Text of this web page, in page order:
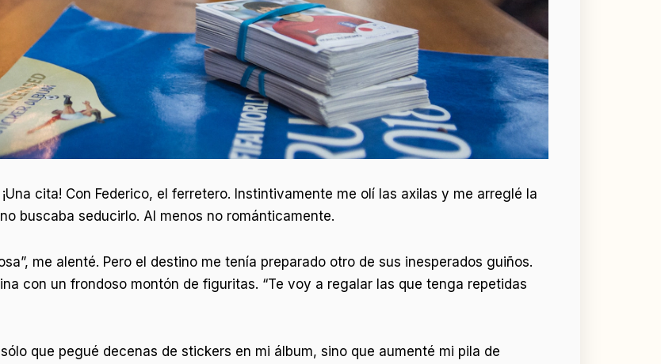
cita! Con Federico, el ferretero. Instintivamente me olí las axilas y me arreglé la
buscaba seducirlo. Al menos no románticamente.
me alenté. Pero el destino me tenía preparado otro de sus inesperados guiños.
con un frondoso montón de figuritas. “Te voy a regalar las que tenga repetidas
que pegué decenas de stickers en mi álbum, sino que aumenté mi pila de